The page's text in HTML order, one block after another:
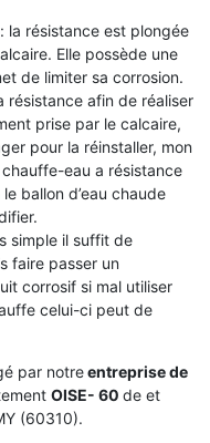
la résistance est plongée
Elle possède une
de limiter sa corrosion.
résistance afin de réaliser
prise par le calcaire,
pour la réinstaller, mon
eau a résistance
ballon d’eau chaude
simple il suffit de
faire passer un
corrosif si mal utiliser
celui-ci peut de
par notreentreprise de
OISE- 60 de et
(60310).